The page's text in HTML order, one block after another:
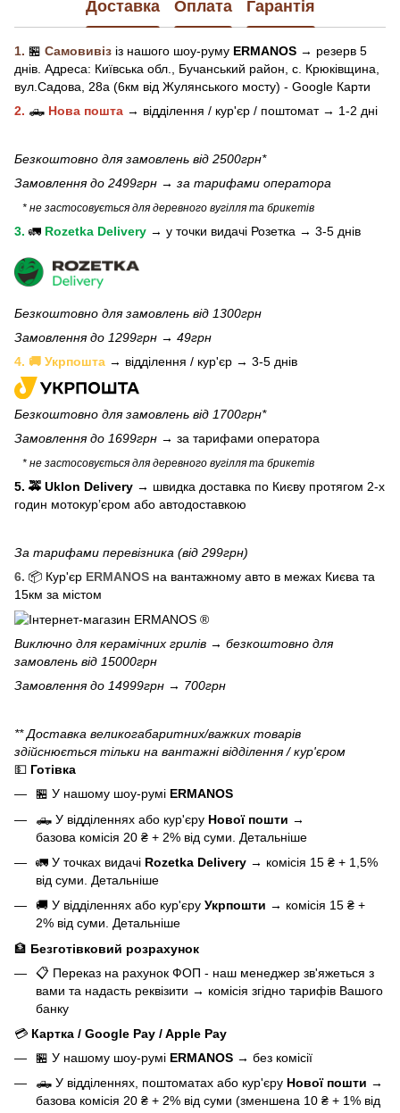
Доставка Оплата Гарантія
1. 🏪 Самовивіз із нашого шоу-руму ERMANOS → резерв 5
днів. Адреса: Київська обл., Бучанський район, с. Крюківщина,
вул.Садова, 28а (6км від Жулянського мосту) - Google Карти
2. 🛻 Нова пошта → відділення / кур'єр / поштомат → 1-2 дні
Безкоштовно для замовлень від 2500грн*
Замовлення до 2499грн → за тарифами оператора
* не застосовується для деревного вугілля та брикетів
3. 🚛 Rozetka Delivery → у точки видачі Розетка → 3-5 днів
Безкоштовно для замовлень від 1300грн
Замовлення до 1299грн → 49грн
4. 🚚 Укрпошта → відділення / кур'єр → 3-5 днів
Безкоштовно для замовлень від 1700грн*
Замовлення до 1699грн → за тарифами оператора
* не застосовується для деревного вугілля та брикетів
5. 🚕 Uklon Delivery → швидка доставка по Києву протягом 2-х
годин мотокурʼєром або автодоставкою
За тарифами перевізника (від 299грн)
6. 📦 Кур'єр ERMANOS на вантажному авто в межах Києва та
15км за містом
Виключно длякерамічних грилів → безкоштовно для
замовлень від 15000грн
Замовлення до 14999грн → 700грн
** Доставка великогабаритних/важких товарів
здійснюється тільки на вантажні відділення / кур'єром
💵 Готівка
🏪 У нашому шоу-румі ERMANOS
🛻 У відділеннях або кур'єру Нової пошти →
базова комісія 20 ₴ + 2% від суми. Детальніше
🚛 У точках видачі Rozetka Delivery → комісія 15 ₴ + 1,5%
від суми. Детальніше
🚚 У відділеннях або кур'єру Укрпошти → комісія 15 ₴ +
2% від суми. Детальніше
🏦 Безготівковий розрахунок
📋 Переказ на рахунок ФОП - наш менеджер зв'яжеться з
вами та надасть реквізити → комісія згідно тарифів Вашого
банку
💳 Картка / Google Pay / Apple Pay
🏪 У нашому шоу-румі ERMANOS → без комісії
🛻 У відділеннях, поштоматах або кур'єру Нової пошти →
базова комісія 20 ₴ + 2% від суми (зменшена 10 ₴ + 1% від